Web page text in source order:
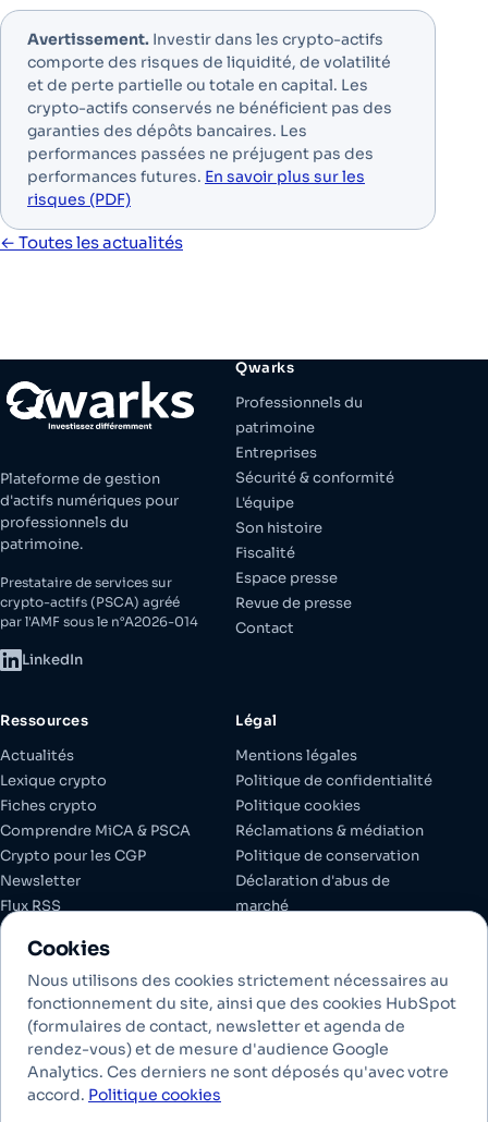
Avertissement. Investir dans les crypto-actifs
comporte des risques de liquidité, de volatilité
et de perte partielle ou totale en capital. Les
crypto-actifs conservés ne bénéficient pas des
garanties des dépôts bancaires. Les
performances passées ne préjugent pas des
performances futures. En savoir plus sur les
risques (PDF)
← Toutes les actualités
Plateforme de gestion
d'actifs numériques pour
professionnels du
patrimoine.
Prestataire de services sur
crypto-actifs (PSCA) agréé
par l'AMF sous le n°A2026-014
LinkedIn
Qwarks
Professionnels du
patrimoine
Entreprises
Sécurité & conformité
L'équipe
Son histoire
Fiscalité
Espace presse
Revue de presse
Contact
Ressources
Actualités
Lexique crypto
Fiches crypto
Comprendre MiCA & PSCA
Crypto pour les CGP
Newsletter
Flux RSS
Espace client
Légal
Mentions légales
Politique de confidentialité
Politique cookies
Réclamations & médiation
Politique de conservation
Déclaration d'abus de
marché
Investir dans les crypto-actifs comporte des risques de liquidité,
de volatilité et de perte partielle ou totale en capital. Les crypto-
actifs conservés ne bénéficient pas des garanties des dépôts
bancaires. Les performances passées ne préjugent pas des
Cookies
Nous utilisons des cookies strictement nécessaires au
fonctionnement du site, ainsi que des cookies HubSpot
(formulaires de contact, newsletter et agenda de
rendez-vous) et de mesure d'audience Google
Analytics. Ces derniers ne sont déposés qu'avec votre
accord. Politique cookies